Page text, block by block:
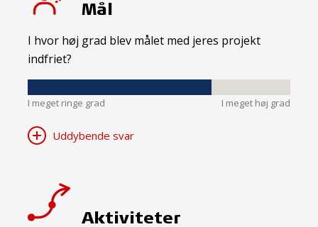
Mål
I hvor høj grad blev målet med jeres projekt
indfriet?
I meget ringe grad I meget høj grad
Uddybende svar
Aktiviteter